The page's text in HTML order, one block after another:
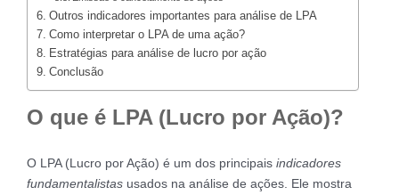
Outros indicadores importantes para análise de LPA
Como interpretar o LPA de uma ação?
Estratégias para análise de lucro por ação
Conclusão
O que é LPA (Lucro por Ação)?
O LPA (Lucro por Ação) é um dos principais indicadores
fundamentalistas usados na análise de ações. Ele mostra